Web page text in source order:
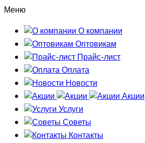
Меню
О компании
Оптовикам
Прайс-лист
Оплата
Новости
Акции
Услуги
Советы
Контакты